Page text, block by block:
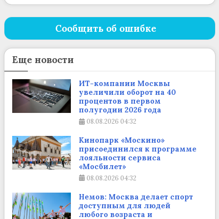
Сообщить об ошибке
Еще новости
ИТ-компании Москвы
увеличили оборот на 40
процентов в первом
полугодии 2026 года
08.08.2026 04:32
Кинопарк «Москино»
присоединился к программе
лояльности сервиса
«Мосбилет»
08.08.2026 04:32
Немов: Москва делает спорт
доступным для людей
любого возраста и